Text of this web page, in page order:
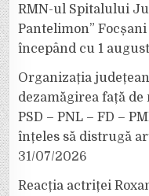
RMN-ul Spitalului
Pantelimon”
începând cu 1 august
Organizația
dezamăgirea față
PSD – PNL – FD –
înțeles să distrugă
31/07/2026
Reacția actriței